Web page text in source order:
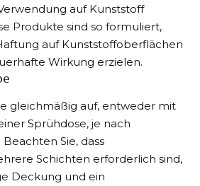
auf Kunststoff
Produkte sind so formuliert,
auf Kunststoffoberflächen
Wirkung erzielen.
gleichmäßig auf, entweder mit
Sprühdose, je nach
Sie, dass
Schichten erforderlich sind,
Deckung und ein